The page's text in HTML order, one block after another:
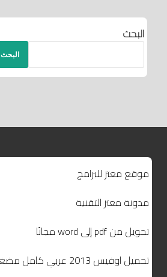
البحث
البحث
موقع معتز للبرامج
مدونة معتز التقنية
تحويل من pdf إلى word مجانًا
تحميل اوفيس 2013 عربي كامل مضغوط